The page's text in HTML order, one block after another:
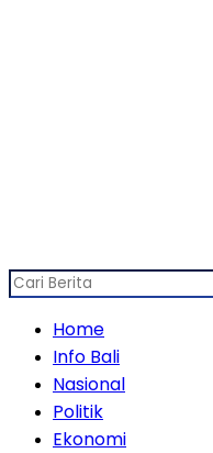
Home
Info Bali
Nasional
Politik
Ekonomi